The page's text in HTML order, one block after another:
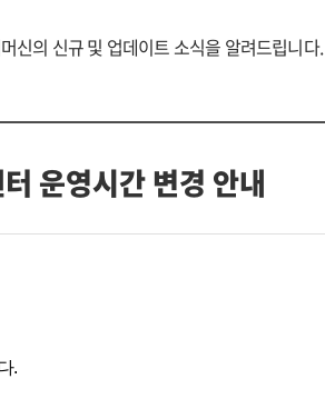
신의 신규 및 업데이트 소식을 알려드립니다.
운영시간 변경 안내
.